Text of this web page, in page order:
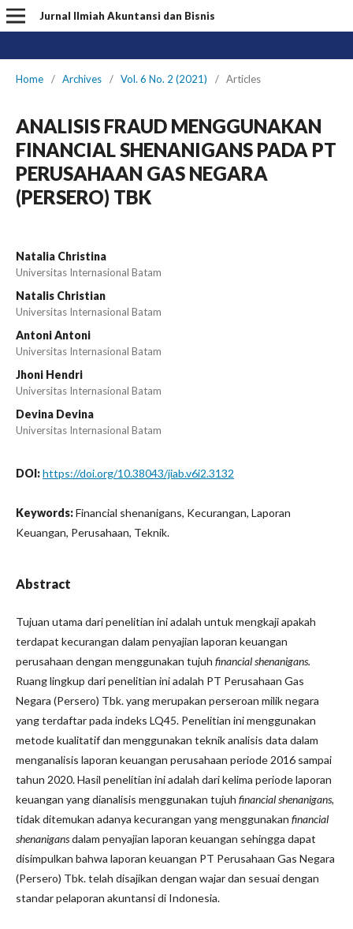
Jurnal Ilmiah Akuntansi dan Bisnis
Home / Archives / Vol. 6 No. 2 (2021) / Articles
ANALISIS FRAUD MENGGUNAKAN
FINANCIAL SHENANIGANS PADA PT
PERUSAHAAN GAS NEGARA
(PERSERO) TBK
Natalia Christina
Universitas Internasional Batam
Natalis Christian
Universitas Internasional Batam
Antoni Antoni
Universitas Internasional Batam
Jhoni Hendri
Universitas Internasional Batam
Devina Devina
Universitas Internasional Batam
DOI:https://doi.org/10.38043/jiab.v6i2.3132
Keywords:Financial shenanigans, Kecurangan, Laporan
Keuangan, Perusahaan, Teknik.
Abstract
Tujuan utama dari penelitian ini adalah untuk mengkaji apakah
terdapat kecurangan dalam penyajian laporan keuangan
perusahaan dengan menggunakan tujuh financial shenanigans.
Ruang lingkup dari penelitian ini adalah PT Perusahaan Gas
Negara (Persero) Tbk. yang merupakan perseroan milik negara
yang terdaftar pada indeks LQ45. Penelitian ini menggunakan
metode kualitatif dan menggunakan teknik analisis data dalam
menganalisis laporan keuangan perusahaan periode 2016 sampai
tahun 2020. Hasil penelitian ini adalah dari kelima periode laporan
keuangan yang dianalisis menggunakan tujuh financial shenanigans,
tidak ditemukan adanya kecurangan yang menggunakan financial
shenanigansdalam penyajian laporan keuangan sehingga dapat
disimpulkan bahwa laporan keuangan PT Perusahaan Gas Negara
(Persero) Tbk. telah disajikan dengan wajar dan sesuai dengan
standar pelaporan akuntansi di Indonesia.